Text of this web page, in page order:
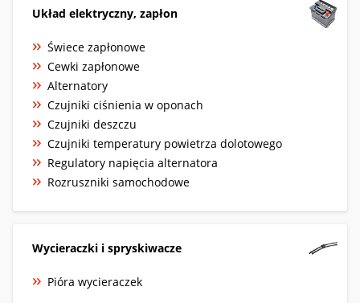
Układ elektryczny, zapłon
Świece zapłonowe
Cewki zapłonowe
Alternatory
Czujniki ciśnienia w oponach
Czujniki deszczu
Czujniki temperatury powietrza dolotowego
Regulatory napięcia alternatora
Rozruszniki samochodowe
Wycieraczki i spryskiwacze
Pióra wycieraczek